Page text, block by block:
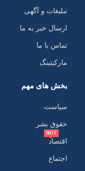
تبلیغات و آگهی
ارسال خبر به ما
تماس با ما
مارکیتینگ
بخش های مهم
سیاست
حقوق بشر
اقتصاد
HOT
اجتماع